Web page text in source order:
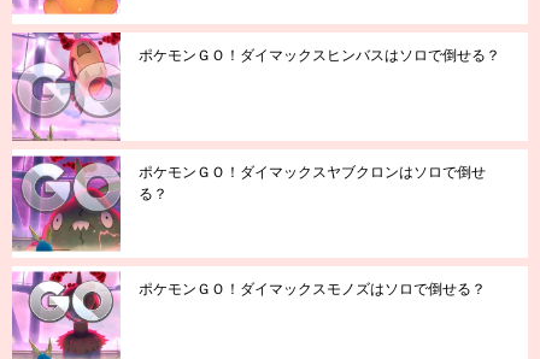
ポケモンＧＯ！ダイマックスヒンバスはソロで倒せる？
ポケモンＧＯ！ダイマックスヤブクロンはソロで倒せ
る？
ポケモンＧＯ！ダイマックスモノズはソロで倒せる？